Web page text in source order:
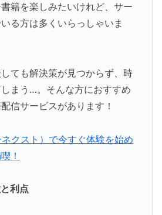
籍を楽しみたいけれど、サー
る方は多くいらっしゃいま
ても解決策が見つからず、時
まう…。そんな方におすすめ
信サービスがあります！
クスト）で今すぐ体験を始め
！
利点